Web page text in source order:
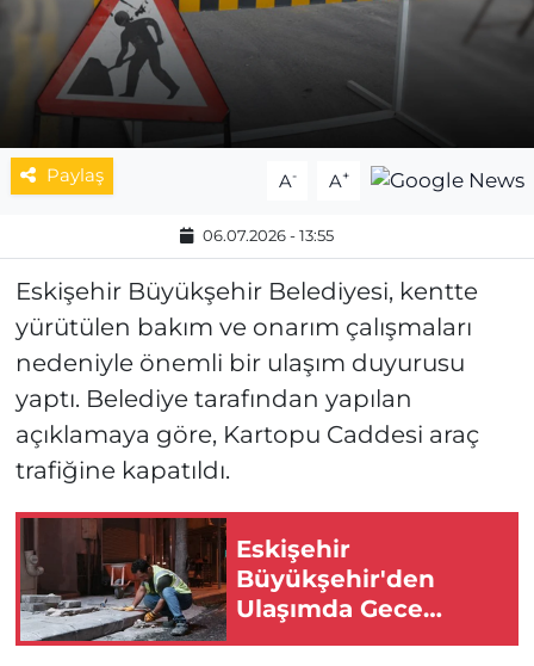
Paylaş A- A+
06.07.2026 - 13:55
Eskişehir Büyükşehir Belediyesi, kentte
yürütülen bakım ve onarım çalışmaları
nedeniyle önemli bir ulaşım duyurusu
yaptı. Belediye tarafından yapılan
açıklamaya göre, Kartopu Caddesi araç
trafiğine kapatıldı.
Eskişehir
Büyükşehir'den
Ulaşımda Gece
Mesaisi!